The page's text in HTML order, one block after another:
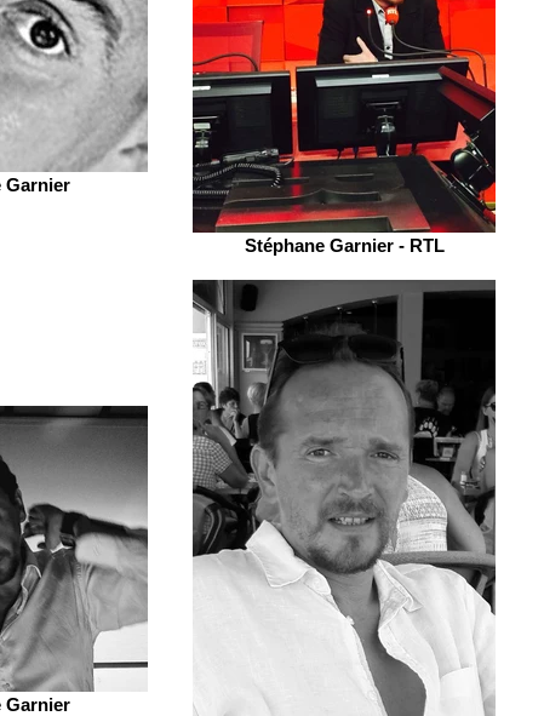
Garnier
Stéphane Garnier - RTL
Garnier